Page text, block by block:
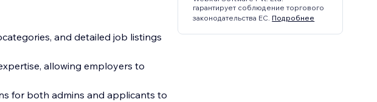
and detailed job listings
allowing employers to
for both admins and applicants to
гарантирует соблюдение торгового
законодательства ЕС. Подробнее